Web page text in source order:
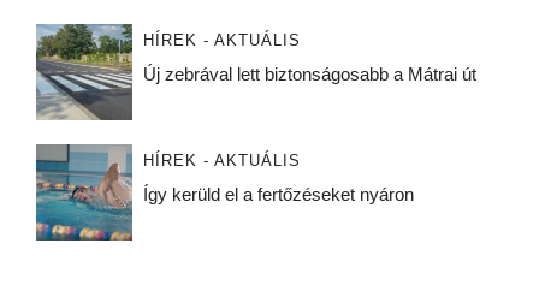
HÍREK - AKTUÁLIS
Új zebrával lett biztonságosabb a Mátrai út
HÍREK - AKTUÁLIS
Így kerüld el a fertőzéseket nyáron